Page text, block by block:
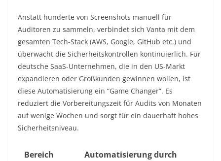
Anstatt hunderte von Screenshots manuell für
Auditoren zu sammeln, verbindet sich Vanta mit dem
gesamten Tech-Stack (AWS, Google, GitHub etc.) und
überwacht die Sicherheitskontrollen kontinuierlich. Für
deutsche SaaS-Unternehmen, die in den US-Markt
expandieren oder Großkunden gewinnen wollen, ist
diese Automatisierung ein “Game Changer”. Es
reduziert die Vorbereitungszeit für Audits von Monaten
auf wenige Wochen und sorgt für ein dauerhaft hohes
Sicherheitsniveau.
Bereich
Automatisierung durch